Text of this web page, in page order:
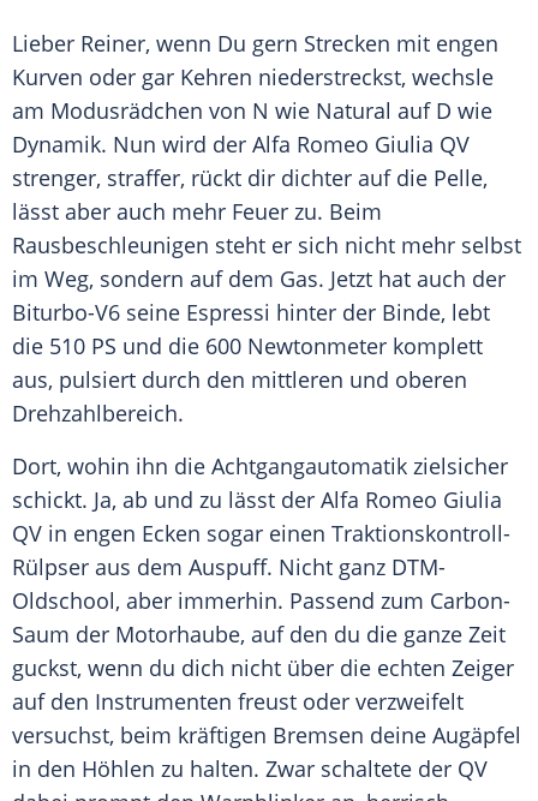
Lieber Reiner, wenn Du gern Strecken mit engen
Kurven oder gar Kehren niederstreckst, wechsle
am Modusrädchen von N wie Natural auf D wie
Dynamik. Nun wird der Alfa Romeo Giulia QV
strenger, straffer, rückt dir dichter auf die Pelle,
lässt aber auch mehr Feuer zu. Beim
Rausbeschleunigen steht er sich nicht mehr selbst
im Weg, sondern auf dem Gas. Jetzt hat auch der
Biturbo-V6 seine Espressi hinter der Binde, lebt
die 510 PS und die 600 Newtonmeter komplett
aus, pulsiert durch den mittleren und oberen
Drehzahlbereich.
Dort, wohin ihn die Achtgangautomatik zielsicher
schickt. Ja, ab und zu lässt der Alfa Romeo Giulia
QV in engen Ecken sogar einen Traktionskontroll-
Rülpser aus dem Auspuff. Nicht ganz DTM-
Oldschool, aber immerhin. Passend zum Carbon-
Saum der Motorhaube, auf den du die ganze Zeit
guckst, wenn du dich nicht über die echten Zeiger
auf den Instrumenten freust oder verzweifelt
versuchst, beim kräftigen Bremsen deine Augäpfel
in den Höhlen zu halten. Zwar schaltete der QV